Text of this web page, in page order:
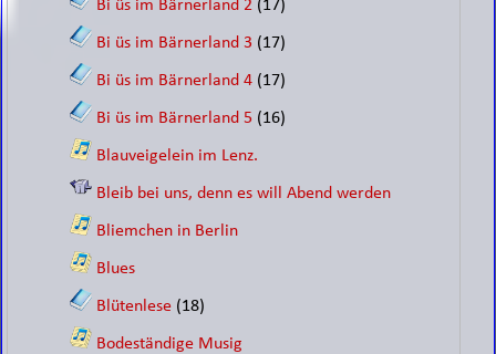
Bi üs im Bärnerland 2 (17)
Bi üs im Bärnerland 3 (17)
Bi üs im Bärnerland 4 (17)
Bi üs im Bärnerland 5 (16)
Blauveigelein im Lenz.
Bleib bei uns, denn es will Abend werden
Bliemchen in Berlin
Blues
Blütenlese (18)
Bodeständige Musig